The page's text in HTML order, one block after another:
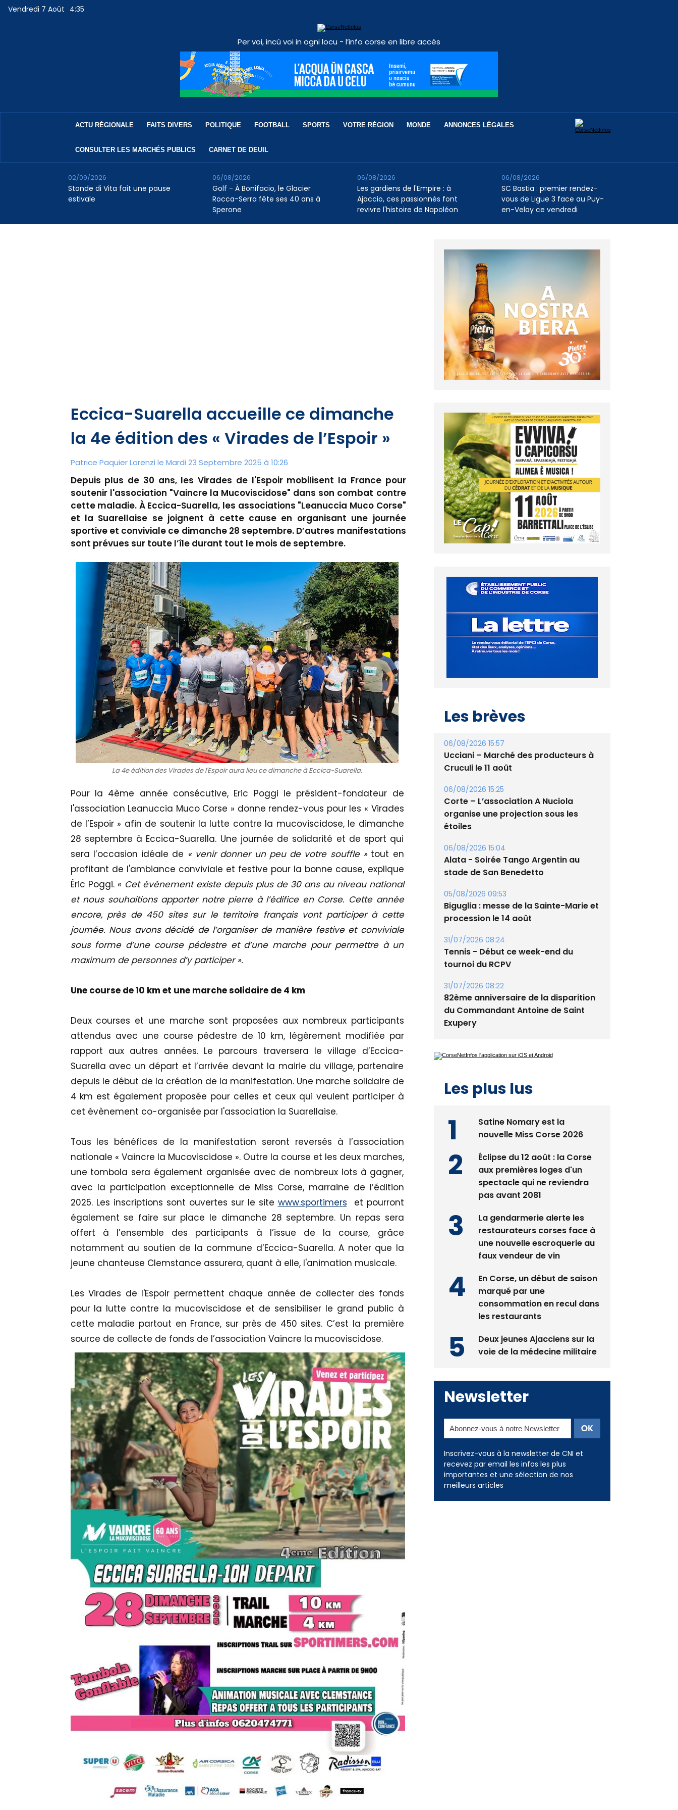
Vendredi 7 Août 4:35
Per voi, incù voi in ogni locu - l’info corse en libre accès
ACTU RÉGIONALE FAITS DIVERS POLITIQUE FOOTBALL SPORTS VOTRE RÉGION MONDE ANNONCES LÉGALES
CONSULTER LES MARCHÉS PUBLICS CARNET DE DEUIL
Stonde di Vita fait une pause
estivale
02/09/2026
Golf - À Bonifacio, le Glacier
Rocca-Serra fête ses 40 ans à
Sperone
06/08/2026
Les gardiens de l'Empire : à
Ajaccio, ces passionnés font
revivre l'histoire de Napoléon
06/08/2026
SC Bastia : premier rendez-
vous de Ligue 3 face au Puy-
en-Velay ce vendredi
06/08/2026
Eccica-Suarella accueille ce dimanche
la 4e édition des « Virades de l’Espoir »
Patrice Paquier Lorenzi le Mardi 23 Septembre 2025 à 10:26
Depuis plus de 30 ans, les Virades de l'Espoir mobilisent la France pour
soutenir l'association "Vaincre la Mucoviscidose" dans son combat contre
cette maladie. À Eccica-Suarella, les associations "Leanuccia Muco Corse"
et la Suarellaise se joignent à cette cause en organisant une journée
sportive et conviviale ce dimanche 28 septembre. D’autres manifestations
sont prévues sur toute l’île durant tout le mois de septembre.
La 4e édition des Virades de l'Espoir aura lieu ce dimanche à Eccica-Suarella.
Pour la 4ème année consécutive, Eric Poggi le président-fondateur de
l'association Leanuccia Muco Corse » donne rendez-vous pour les « Virades
de l’Espoir » afin de soutenir la lutte contre la mucoviscidose, le dimanche
28 septembre à Eccica-Suarella. Une journée de solidarité et de sport qui
sera l’occasion idéale de « venir donner un peu de votre souffle » tout en
profitant de l'ambiance conviviale et festive pour la bonne cause, explique
Éric Poggi. « Cet événement existe depuis plus de 30 ans au niveau national
et nous souhaitions apporter notre pierre à l’édifice en Corse. Cette année
encore, près de 450 sites sur le territoire français vont participer à cette
journée. Nous avons décidé de l’organiser de manière festive et conviviale
sous forme d’une course pédestre et d’une marche pour permettre à un
maximum de personnes d’y participer ».
Une course de 10 km et une marche solidaire de 4 km
Deux courses et une marche sont proposées aux nombreux participants
attendus avec une course pédestre de 10 km, légèrement modifiée par
rapport aux autres années. Le parcours traversera le village d’Eccica-
Suarella avec un départ et l’arrivée devant la mairie du village, partenaire
depuis le début de la création de la manifestation. Une marche solidaire de
4 km est également proposée pour celles et ceux qui veulent participer à
cet évènement co-organisée par l'association la Suarellaise.
Tous les bénéfices de la manifestation seront reversés à l’association
nationale « Vaincre la Mucoviscidose ». Outre la course et les deux marches,
une tombola sera également organisée avec de nombreux lots à gagner,
avec la participation exceptionnelle de Miss Corse, marraine de l’édition
2025. Les inscriptions sont ouvertes sur le site www.sportimers et pourront
également se faire sur place le dimanche 28 septembre. Un repas sera
offert à l’ensemble des participants à l’issue de la course, grâce
notamment au soutien de la commune d’Eccica-Suarella. A noter que la
jeune chanteuse Clemstance assurera, quant à elle, l'animation musicale.
Les Virades de l'Espoir permettent chaque année de collecter des fonds
pour la lutte contre la mucoviscidose et de sensibiliser le grand public à
cette maladie partout en France, sur près de 450 sites. C’est la première
source de collecte de fonds de l’association Vaincre la mucoviscidose.
Les brèves
06/08/2026 15:57
Cruculi le 11 août
06/08/2026 15:25
Corte – L’association A Nuciola
étoiles
06/08/2026 15:04
stade de San Benedetto
05/08/2026 09:53
procession le 14 août
31/07/2026 08:24
tournoi du RCPV
31/07/2026 08:22
82ème anniversaire de la disparition
Les plus lus
nouvelle Miss Corse 2026
Éclipse du 12 août : la Corse
aux premières loges d'un
pas avant 2081
La gendarmerie alerte les
restaurateurs corses face à
faux vendeur de vin
En Corse, un début de saison
marqué par une
les restaurants
Newsletter
Inscrivez-vous à la newsletter de CNI et
recevez par email les infos les plus
importantes et une sélection de nos